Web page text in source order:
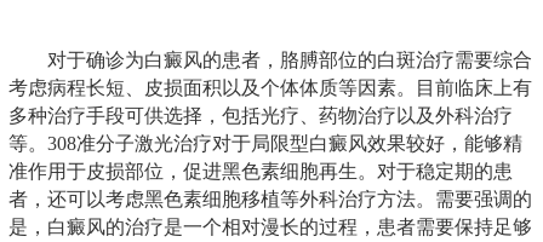
对于确诊为白癜风的患者，胳膊部位的白斑治疗需要综合
考虑病程长短、皮损面积以及个体体质等因素。目前临床上有
多种治疗手段可供选择，包括光疗、药物治疗以及外科治疗
等。308准分子激光治疗对于局限型白癜风效果较好，能够精
准作用于皮损部位，促进黑色素细胞再生。对于稳定期的患
者，还可以考虑黑色素细胞移植等外科治疗方法。需要强调的
是，白癜风的治疗是一个相对漫长的过程，患者需要保持足够